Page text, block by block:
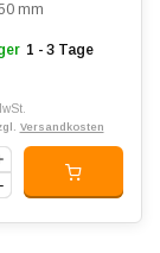
mm
1 - 3 Tage
Versandkosten